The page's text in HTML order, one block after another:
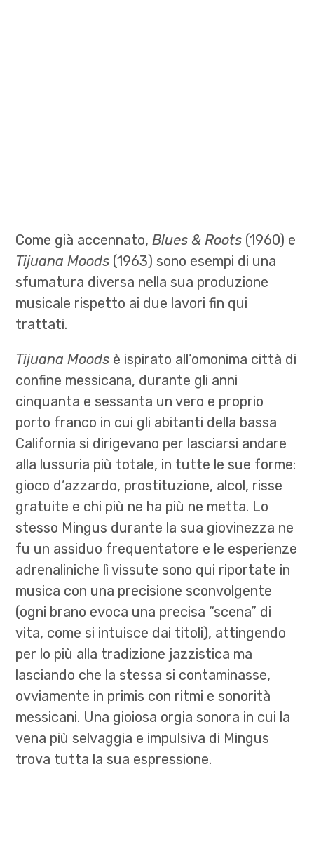
Come già accennato,Blues & Roots (1960) e
Tijuana Moods (1963) sono esempi di una
sfumatura diversa nella sua produzione
musicale rispetto ai due lavori fin qui
trattati.
Tijuana Moods è ispirato all’omonima città di
confine messicana, durante gli anni
cinquanta e sessanta un vero e proprio
porto franco in cui gli abitanti della bassa
California si dirigevano per lasciarsi andare
alla lussuria più totale, in tutte le sue forme:
gioco d’azzardo, prostituzione, alcol, risse
gratuite e chi più ne ha più ne metta. Lo
stesso Mingus durante la sua giovinezza ne
fu un assiduo frequentatore e le esperienze
adrenaliniche lì vissute sono qui riportate in
musica con una precisione sconvolgente
(ogni brano evoca una precisa “scena” di
vita, come si intuisce dai titoli), attingendo
per lo più alla tradizione jazzistica ma
lasciando che la stessa si contaminasse,
ovviamente in primis con ritmi e sonorità
messicani. Una gioiosa orgia sonora in cui la
vena più selvaggia e impulsiva di Mingus
trova tutta la sua espressione.